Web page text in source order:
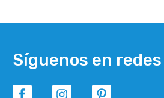
Síguenos en